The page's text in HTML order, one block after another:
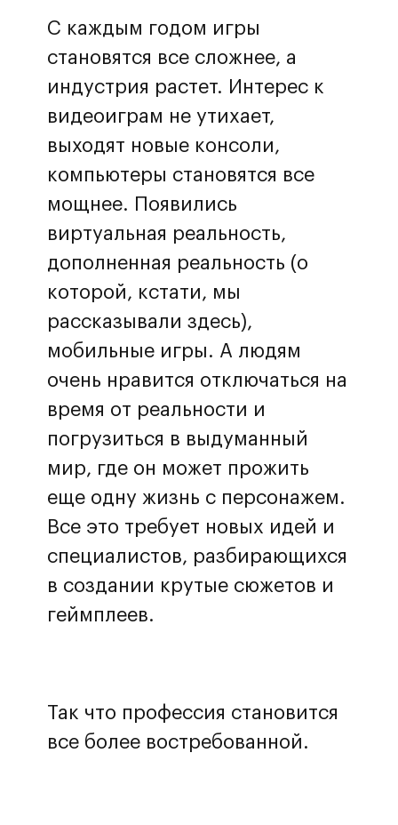
С каждым годом игры
становятся все сложнее, а
индустрия растет. Интерес к
видеоиграм не утихает,
выходят новые консоли,
компьютеры становятся все
мощнее. Появились
виртуальная реальность,
дополненная реальность (о
которой, кстати, мы
рассказывали здесь),
мобильные игры. А людям
очень нравится отключаться на
время от реальности и
погрузиться в выдуманный
мир, где он может прожить
еще одну жизнь с персонажем.
Все это требует новых идей и
специалистов, разбирающихся
в создании крутые сюжетов и
геймплеев.
Так что профессия становится
все более востребованной.